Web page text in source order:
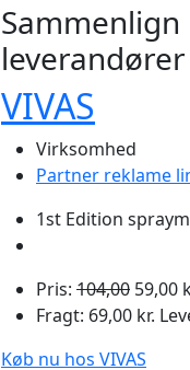
leverandører
VIVAS
Virksomhed
Partner reklame
1st Edition
Pris: 104,00 59,00
Fragt: 69,00 kr.
Køb nu hos VIVAS